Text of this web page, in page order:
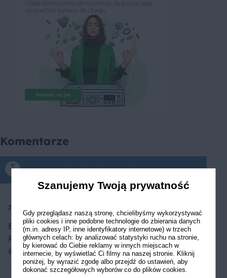
Komentarze
Komentarze tylko dla zalogowanych
zielone_obloczki
Bardzo smaczne placuszki.
Polecam, idealne na
śniadanie.
Szanujemy Twoją prywatność
Gdy przeglądasz naszą stronę, chcielibyśmy wykorzystywać
pliki cookies i inne podobne technologie do zbierania danych
(m.in. adresy IP, inne identyfikatory internetowe) w trzech
głównych celach: by analizować statystyki ruchu na stronie,
by kierować do Ciebie reklamy w innych miejscach w
internecie, by wyświetlać Ci filmy na naszej stronie. Kliknij
poniżej, by wyrazić zgodę albo przejdź do ustawień, aby
dokonać szczegółowych wyborów co do plików cookies.